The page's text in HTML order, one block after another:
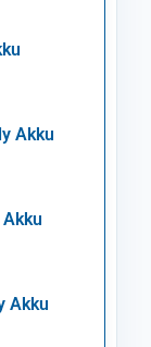
Akku
Akku